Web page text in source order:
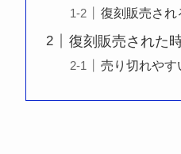
復刻販売され
復刻販売された
売り切れやす